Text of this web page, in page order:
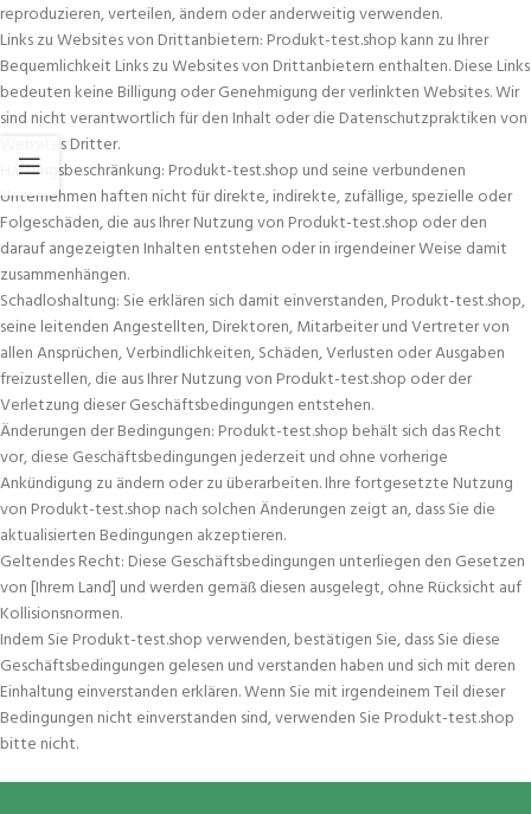
reproduzieren, verteilen, ändern oder anderweitig verwenden.
Links zu Websites von Drittanbietern: Produkt-test.shop kann zu Ihrer
Bequemlichkeit Links zu Websites von Drittanbietern enthalten. Diese Links
bedeuten keine Billigung oder Genehmigung der verlinkten Websites. Wir
sind nicht verantwortlich für den Inhalt oder die Datenschutzpraktiken von
Websites Dritter.
Haftungsbeschränkung: Produkt-test.shop und seine verbundenen
Unternehmen haften nicht für direkte, indirekte, zufällige, spezielle oder
Folgeschäden, die aus Ihrer Nutzung von Produkt-test.shop oder den
darauf angezeigten Inhalten entstehen oder in irgendeiner Weise damit
zusammenhängen.
Schadloshaltung: Sie erklären sich damit einverstanden, Produkt-test.shop,
seine leitenden Angestellten, Direktoren, Mitarbeiter und Vertreter von
allen Ansprüchen, Verbindlichkeiten, Schäden, Verlusten oder Ausgaben
freizustellen, die aus Ihrer Nutzung von Produkt-test.shop oder der
Verletzung dieser Geschäftsbedingungen entstehen.
Änderungen der Bedingungen: Produkt-test.shop behält sich das Recht
vor, diese Geschäftsbedingungen jederzeit und ohne vorherige
Ankündigung zu ändern oder zu überarbeiten. Ihre fortgesetzte Nutzung
von Produkt-test.shop nach solchen Änderungen zeigt an, dass Sie die
aktualisierten Bedingungen akzeptieren.
Geltendes Recht: Diese Geschäftsbedingungen unterliegen den Gesetzen
von [Ihrem Land] und werden gemäß diesen ausgelegt, ohne Rücksicht auf
Kollisionsnormen.
Indem Sie Produkt-test.shop verwenden, bestätigen Sie, dass Sie diese
Geschäftsbedingungen gelesen und verstanden haben und sich mit deren
Einhaltung einverstanden erklären. Wenn Sie mit irgendeinem Teil dieser
Bedingungen nicht einverstanden sind, verwenden Sie Produkt-test.shop
bitte nicht.